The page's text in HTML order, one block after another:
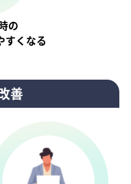
の
すくなる
善